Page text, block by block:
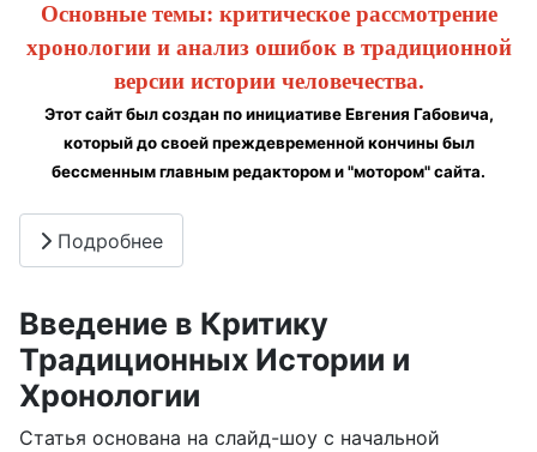
Основные темы: критическое рассмотрение
хронологии и анализ ошибок в традиционной
версии истории человечества.
Этот сайт был создан по инициативе Евгения Габовича,
который до своей преждевременной кончины был
бессменным главным редактором и "мотором" сайта.
Подробнее
Введение в Критику
Традиционных Истории и
Хронологии
Статья основана на слайд-шоу с начальной